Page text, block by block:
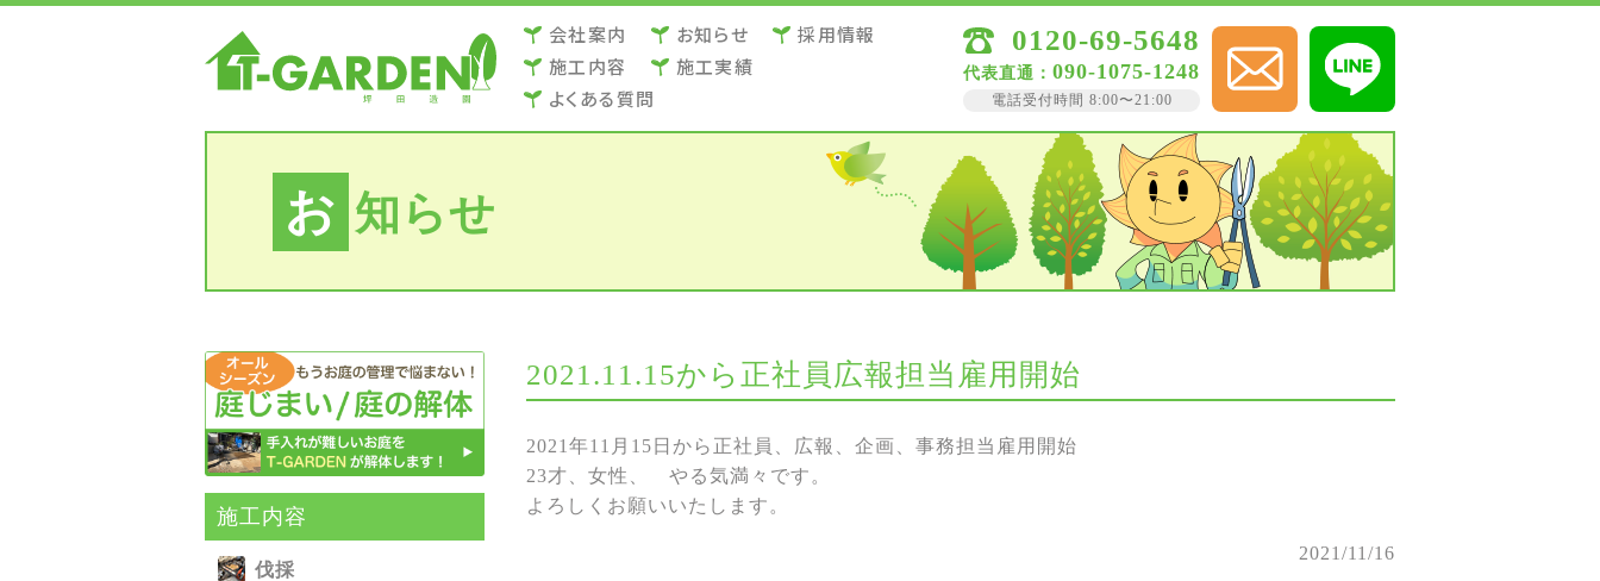
会社案内 お知らせ
採用情報
施⼯内容
施⼯実績
よくある質問
0120-69-5648
代表直通： 090-1075-1248
電話受付時間 8:00〜21:00
お 知らせ
施⼯内容
伐採
2021.11.15から正社員広報担当雇用開始
2021年11月15日から正社員、広報、企画、事務担当雇用開始
23才、女性、 やる気満々です。
よろしくお願いいたします。
2021/11/16